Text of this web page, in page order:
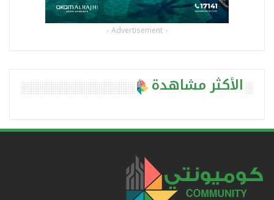
- Advertisement -
الأكثر مشاهدة